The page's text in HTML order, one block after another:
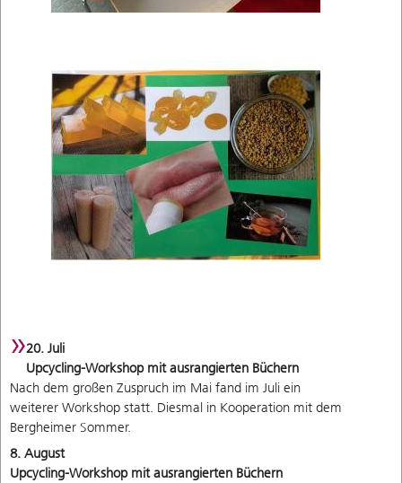
20. Juli
Upcycling-Workshop mit ausrangierten Büchern
Nach dem großen Zuspruch im Mai fand im Juli ein
weiterer Workshop statt. Diesmal in Kooperation mit dem
Bergheimer Sommer.
8. August
Upcycling-Workshop mit ausrangierten Büchern